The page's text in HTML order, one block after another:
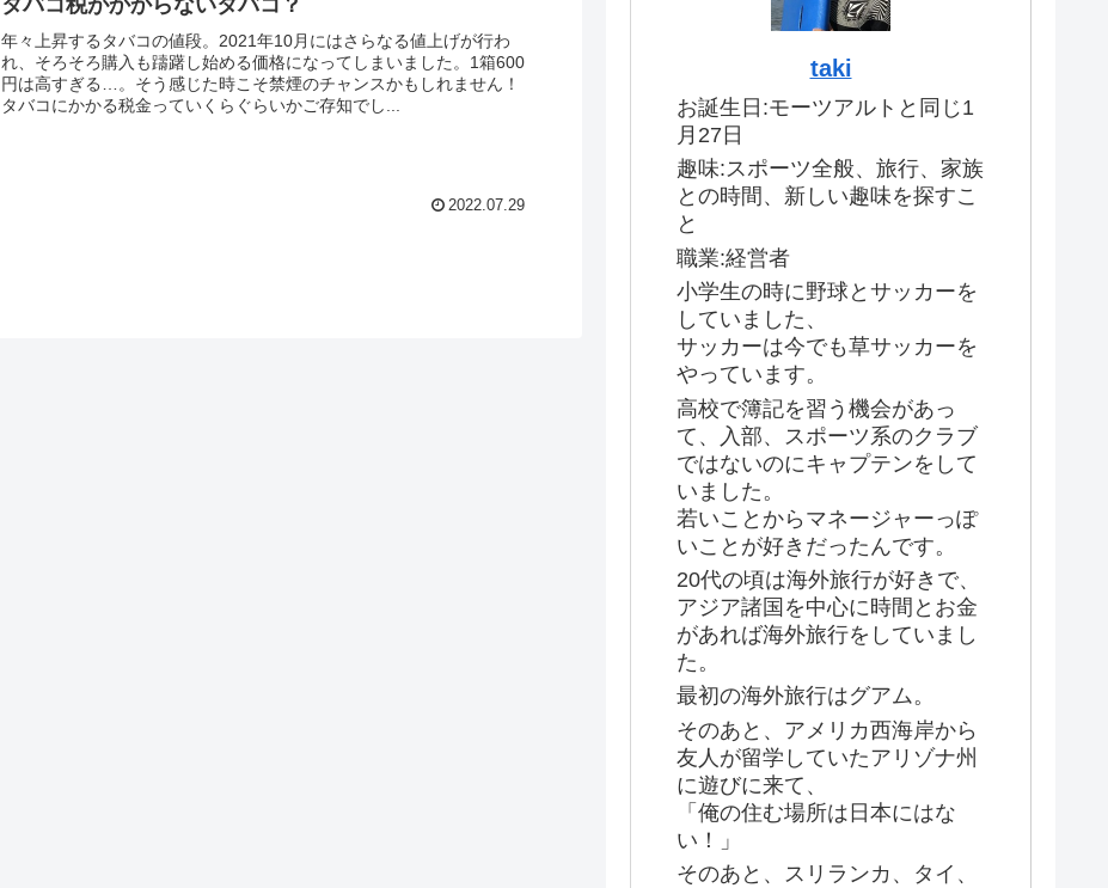
タバコ税がかからないタバコ？
年々上昇するタバコの値段。2021年10月にはさらなる値上げが行わ
れ、そろそろ購入も躊躇し始める価格になってしまいました。1箱600
円は高すぎる…。そう感じた時こそ禁煙のチャンスかもしれません！
タバコにかかる税金っていくらぐらいかご存知でし...
2022.07.29
taki
お誕生日:モーツアルトと同じ1
月27日
趣味:スポーツ全般、旅行、家族
との時間、新しい趣味を探すこ
と
職業:経営者
小学生の時に野球とサッカーを
していました、
サッカーは今でも草サッカーを
やっています。
高校で簿記を習う機会があっ
て、入部、スポーツ系のクラブ
ではないのにキャプテンをして
いました。
若いことからマネージャーっぽ
いことが好きだったんです。
20代の頃は海外旅行が好きで、
アジア諸国を中心に時間とお金
があれば海外旅行をしていまし
た。
最初の海外旅行はグアム。
そのあと、アメリカ西海岸から
友人が留学していたアリゾナ州
に遊びに来て、
「俺の住む場所は日本にはな
い！」
そのあと、スリランカ、タイ、